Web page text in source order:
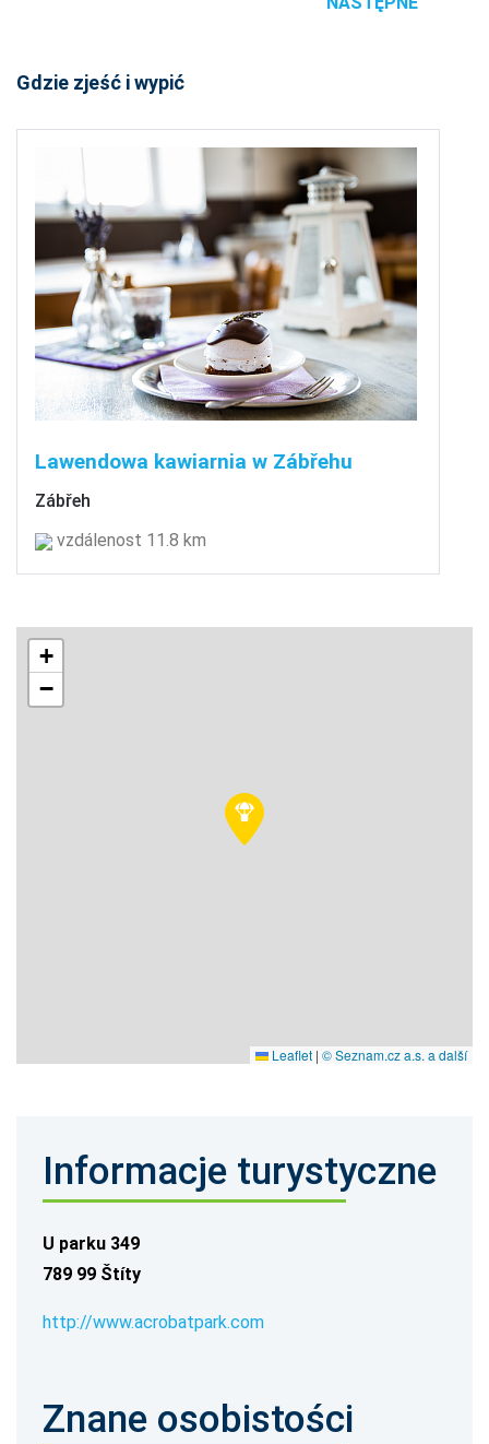
Gdzie zjeść i wypić
Lawendowa kawiarnia w Zábřehu
Zábřeh
vzdálenost 11.8 km
+
−
Leaflet | © Seznam.cz a.s. a další
Informacje turystyczne
U parku 349
789 99 Štíty
http://www.acrobatpark.com
Znane osobistości